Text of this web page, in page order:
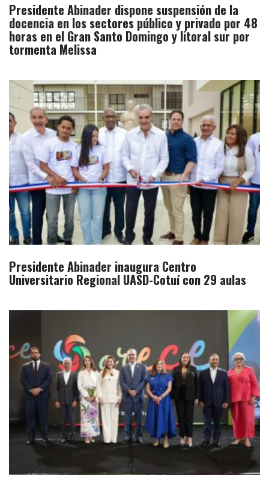
Presidente Abinader dispone suspensión de la
docencia en los sectores público y privado por 48
horas en el Gran Santo Domingo y litoral sur por
tormenta Melissa
Presidente Abinader inaugura Centro
Universitario Regional UASD-Cotuí con 29 aulas